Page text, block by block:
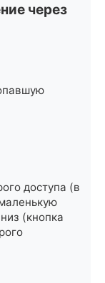
через
доступа (в
(кнопка